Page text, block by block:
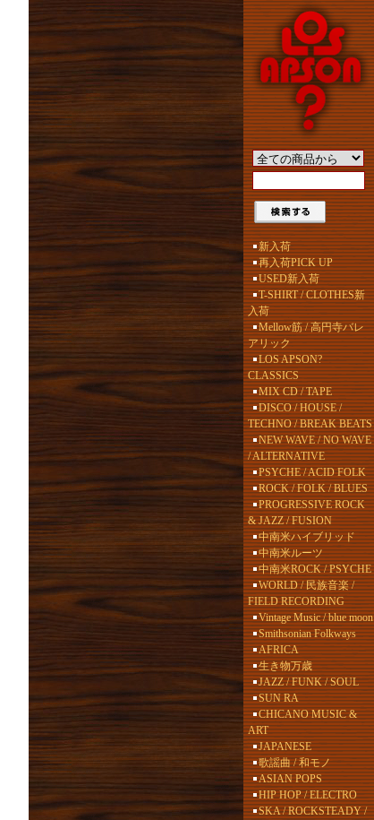
新入荷
再入荷PICK UP
USED新入荷
T-SHIRT / CLOTHES新
入荷
Mellow筋 / 高円寺バレ
アリック
LOS APSON?
CLASSICS
MIX CD / TAPE
DISCO / HOUSE /
TECHNO / BREAK BEATS
NEW WAVE / NO WAVE
/ ALTERNATIVE
PSYCHE / ACID FOLK
ROCK / FOLK / BLUES
PROGRESSIVE ROCK
& JAZZ / FUSION
中南米ハイブリッド
中南米ルーツ
中南米ROCK / PSYCHE
WORLD / 民族音楽 /
FIELD RECORDING
Vintage Music / blue moon
Smithsonian Folkways
AFRICA
生き物万歳
JAZZ / FUNK / SOUL
SUN RA
CHICANO MUSIC &
ART
JAPANESE
歌謡曲 / 和モノ
ASIAN POPS
HIP HOP / ELECTRO
SKA / ROCKSTEADY /